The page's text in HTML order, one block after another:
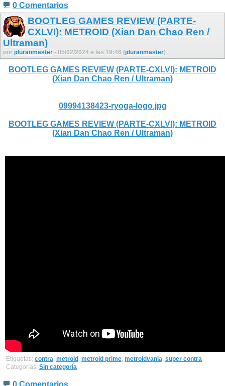
0 Comentarios
BOOTLEG GAMES REVIEW (PARTE-
CXLVI): METROID (Xian Dan Chao Ren /
Ultraman)
por jduranmaster - 05/02/2024 a las 19:46 (jduranmaster)
BOOTLEG GAMES REVIEW (PARTE-CXLVI): METROID
(Xian Dan Chao Ren / Ultraman)
09994138423-ryoga-logo.jpg
BOOTLEG GAMES REVIEW (PARTE-CXLVI): METROID
(Xian Dan Chao Ren / Ultraman)
Etiquetas: contra, metroid , metroid prime, metroidvania, super contra
Categorías: Sin categoría